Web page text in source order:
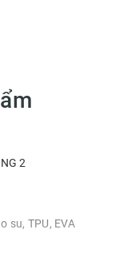
2
su, TPU, EVA